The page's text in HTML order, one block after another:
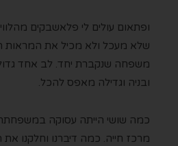
ופתאום עולים לי פלאשבקים
שלא מעכל ולא מכיל את המראות
משפחה שנקברת יחד. לב אחד
ובניה וגדילה מאפס להכל.
כמה שושי הייתה עסוקה
מרכז חייה. כמה דיברנו וחלקנו את